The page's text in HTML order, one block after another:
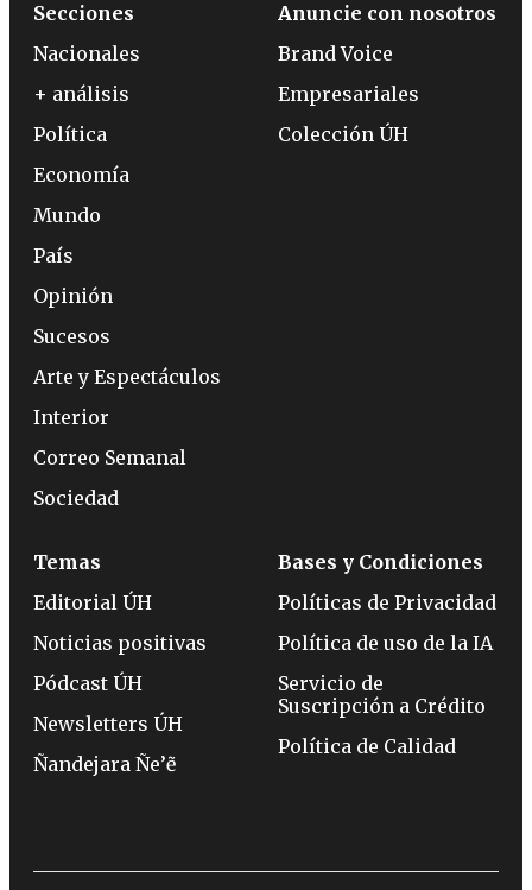
Secciones
Nacionales
+ análisis
Política
Economía
Mundo
País
Opinión
Sucesos
Arte y Espectáculos
Interior
Correo Semanal
Sociedad
Anuncie con nosotros
Brand Voice
Empresariales
Colección ÚH
Temas
Editorial ÚH
Noticias positivas
Pódcast ÚH
Newsletters ÚH
Ñandejara Ñe’ẽ
Bases y Condiciones
Políticas de Privacidad
Política de uso de la IA
Servicio de
Suscripción a Crédito
Política de Calidad